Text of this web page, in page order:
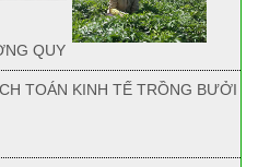
QUY
TOÁN KINH TẾ TRỒNG BƯỞI